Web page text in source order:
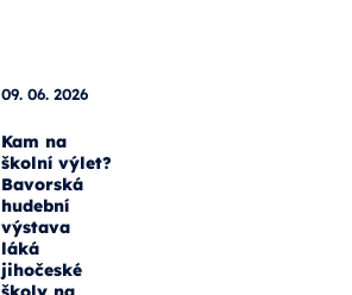
09. 06. 2026
Kam na
školní výlet?
Bavorská
hudební
výstava
láká
jihočeské